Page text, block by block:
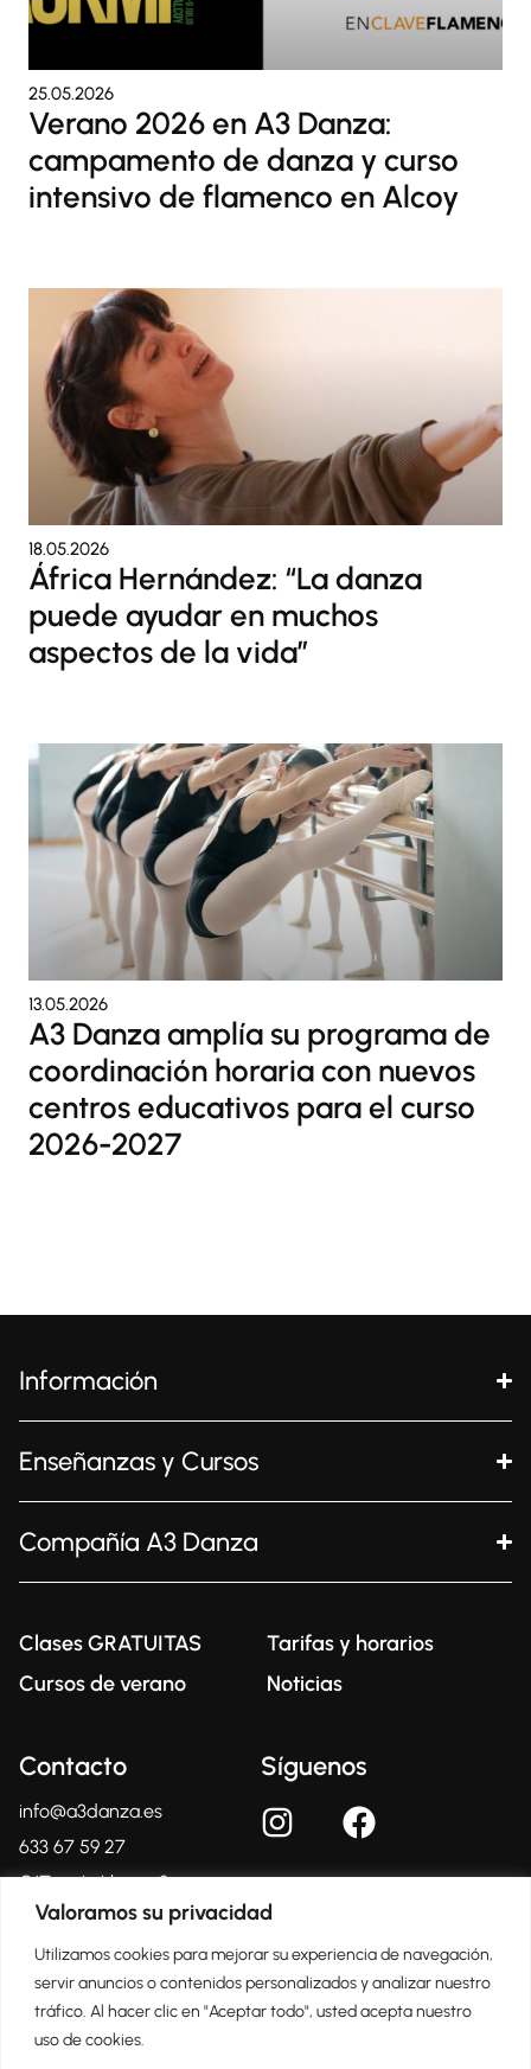
Valoramos su privacidad
Utilizamos cookies para mejorar su experiencia de navegación,
servir anuncios o contenidos personalizados y analizar nuestro
tráfico. Al hacer clic en "Aceptar todo", usted acepta nuestro
uso de cookies.
Verano 2026 en A3 Danza:
campamento de danza y curso
intensivo de flamenco en Alcoy
25.05.2026
África Hernández: “La danza
puede ayudar en muchos
aspectos de la vida”
18.05.2026
A3 Danza amplía su programa de
coordinación horaria con nuevos
centros educativos para el curso
2026-2027
13.05.2026
Información
Enseñanzas y Cursos
Compañía A3 Danza
Clases GRATUITAS
Cursos de verano
Tarifas y horarios
Noticias
Contacto
info@a3danza.es
633 67 59 27
C/Tomás Llacer, 2
03804 – Alcoy
Síguenos
Centro Oficial Certificado